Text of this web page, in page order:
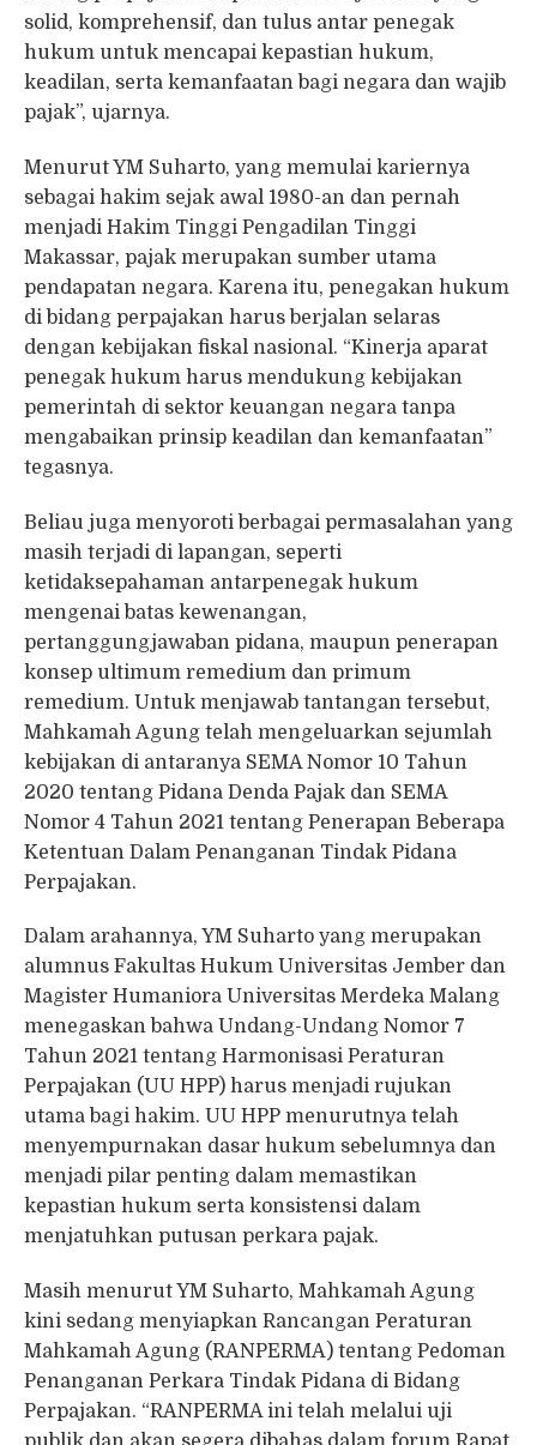
solid, komprehensif, dan tulus antar penegak
hukum untuk mencapai kepastian hukum,
keadilan, serta kemanfaatan bagi negara dan wajib
pajak”, ujarnya.
Menurut YM Suharto, yang memulai kariernya
sebagai hakim sejak awal 1980-an dan pernah
menjadi Hakim Tinggi Pengadilan Tinggi
Makassar, pajak merupakan sumber utama
pendapatan negara. Karena itu, penegakan hukum
di bidang perpajakan harus berjalan selaras
dengan kebijakan fiskal nasional. “Kinerja aparat
penegak hukum harus mendukung kebijakan
pemerintah di sektor keuangan negara tanpa
mengabaikan prinsip keadilan dan kemanfaatan”
tegasnya.
Beliau juga menyoroti berbagai permasalahan yang
masih terjadi di lapangan, seperti
ketidaksepahaman antarpenegak hukum
mengenai batas kewenangan,
pertanggungjawaban pidana, maupun penerapan
konsep ultimum remedium dan primum
remedium. Untuk menjawab tantangan tersebut,
Mahkamah Agung telah mengeluarkan sejumlah
kebijakan di antaranya SEMA Nomor 10 Tahun
2020 tentang Pidana Denda Pajak dan SEMA
Nomor 4 Tahun 2021 tentang Penerapan Beberapa
Ketentuan Dalam Penanganan Tindak Pidana
Perpajakan.
Dalam arahannya, YM Suharto yang merupakan
alumnus Fakultas Hukum Universitas Jember dan
Magister Humaniora Universitas Merdeka Malang
menegaskan bahwa Undang-Undang Nomor 7
Tahun 2021 tentang Harmonisasi Peraturan
Perpajakan (UU HPP) harus menjadi rujukan
utama bagi hakim. UU HPP menurutnya telah
menyempurnakan dasar hukum sebelumnya dan
menjadi pilar penting dalam memastikan
kepastian hukum serta konsistensi dalam
menjatuhkan putusan perkara pajak.
Masih menurut YM Suharto, Mahkamah Agung
kini sedang menyiapkan Rancangan Peraturan
Mahkamah Agung (RANPERMA) tentang Pedoman
Penanganan Perkara Tindak Pidana di Bidang
Perpajakan. “RANPERMA ini telah melalui uji